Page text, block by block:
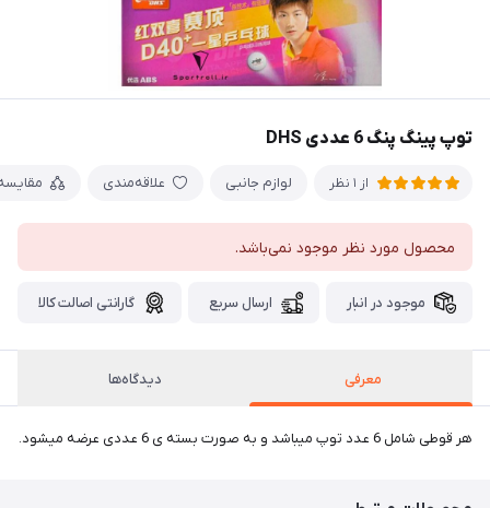
توپ پینگ پنگ 6 عددی DHS
از 1 نظر لوازم جانبی علاقه‌مندی
محصول مورد نظر موجود نمی‌باشد.
موجود در انبار ارسال سریع گارانتی اصالت کالا
معرفی دیدگاه‌ها
هر قوطی شامل 6 عدد توپ میباشد و به صورت بسته ی 6 عددی عرضه میشود.